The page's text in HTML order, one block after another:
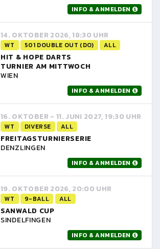
INFO & ANMELDEN
14. OKTOBER 2026, 18:30 UHR
WT 501 DOUBLE OUT (DO) ALL
HIT & HOPE DARTS
TURNIER AM MITTWOCH
WIEN
INFO & ANMELDEN
16. OKTOBER - 11. JUNI 2027, 19:30 UHR
WT DIVERSE ALL
FREITAGSTURNIERSERIE
DENZLINGEN
INFO & ANMELDEN
19. OKTOBER 2026, 20:00 UHR
WT 9-BALL ALL
SANWALD CUP
SINDELFINGEN
INFO & ANMELDEN